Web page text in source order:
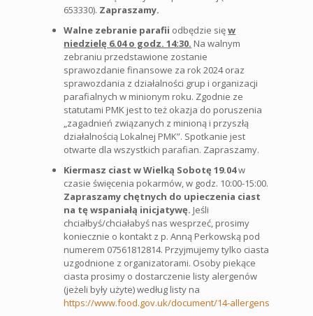
653330). Zapraszamy.
Walne zebranie parafii odbędzie sięw
niedzielę 6.04 o godz. 14:30. Na walnym
zebraniu przedstawione zostanie
sprawozdanie finansowe za rok 2024 oraz
sprawozdania z działalności grup i organizacji
parafialnych w minionym roku. Zgodnie ze
statutami PMK jest to też okazja do poruszenia
„zagadnień związanych z minioną i przyszłą
działalnością Lokalnej PMK”. Spotkanie jest
otwarte dla wszystkich parafian. Zapraszamy.
Kiermasz ciast w Wielką Sobotę 19.04w
czasie święcenia pokarmów, w godz. 10:00-15:00.
Zapraszamy chętnych do upieczenia ciast
na tę wspaniałą inicjatywę. Jeśli
chciałbyś/chciałabyś nas wesprzeć, prosimy
koniecznie o kontakt z p. Anną Perkowską pod
numerem 07561812814. Przyjmujemy tylko ciasta
uzgodnione z organizatorami. Osoby piekące
ciasta prosimy o dostarczenie listy alergenów
(jeżeli były użyte) według listy na
https://www.food.gov.uk/document/14-allergens